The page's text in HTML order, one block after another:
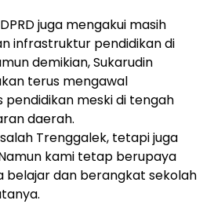
juga mengakui masih
infrastruktur pendidikan di
demikian, Sukarudin
terus mengawal
meski di tengah
daerah.
Trenggalek, tetapi juga
kami tetap berupaya
belajar dan berangkat sekolah